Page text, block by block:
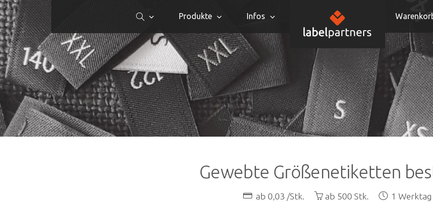
Produkte Infos
Gewebte Größenetiketten
ab 0,03 /Stk. ab 500 Stk. 1 Werktag